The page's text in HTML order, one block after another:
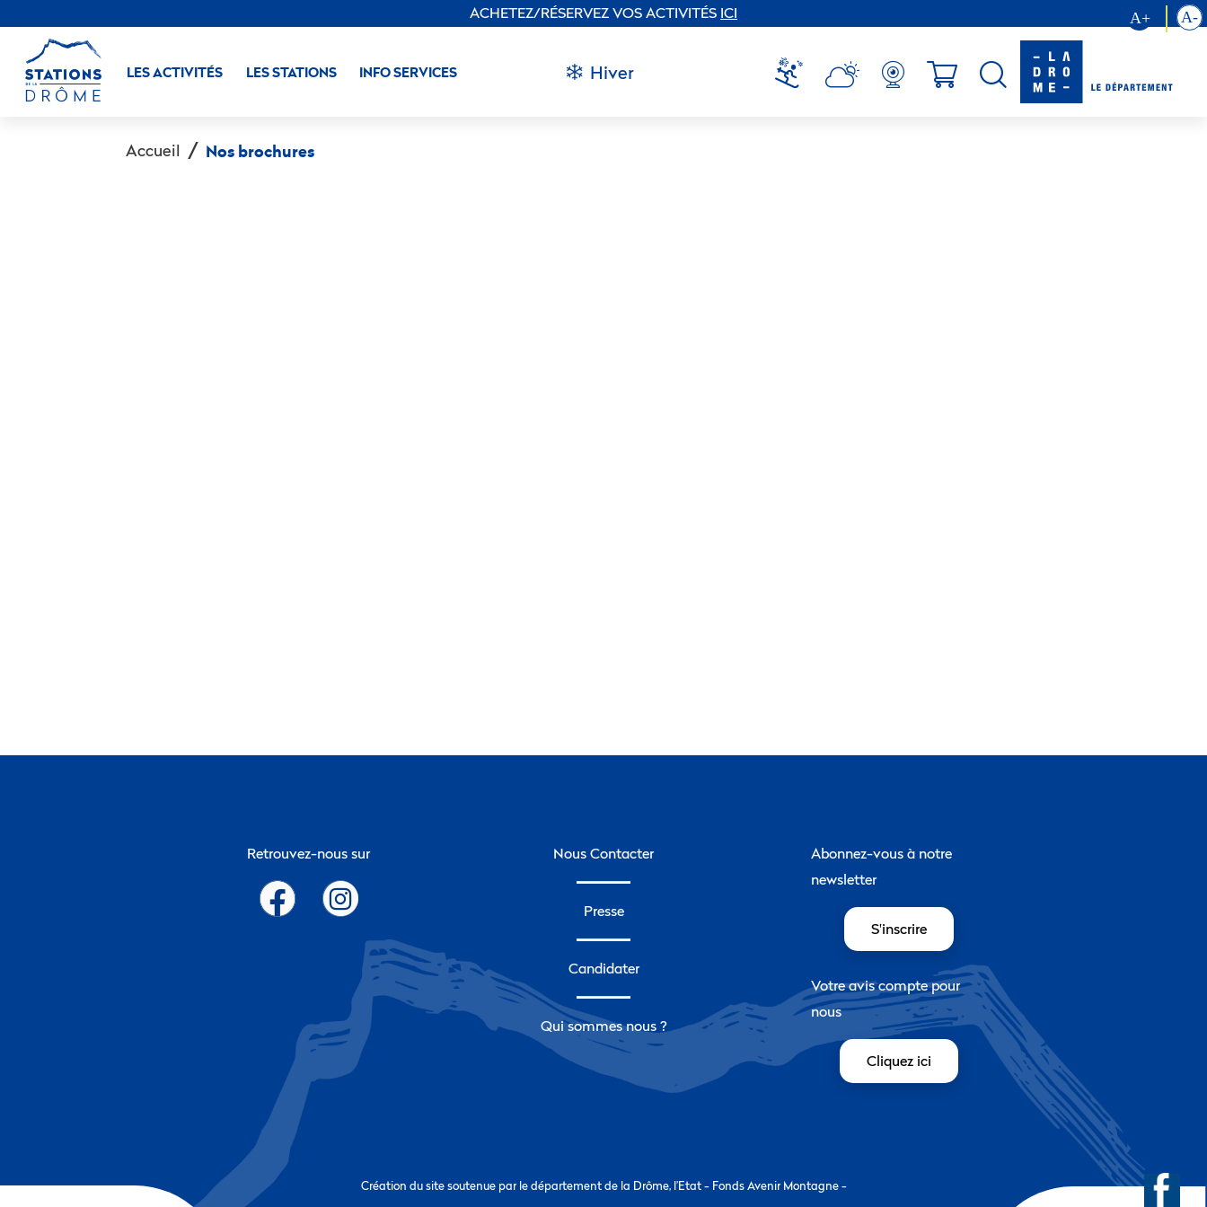
ACHETEZ/RÉSERVEZ VOS ACTIVITÉS ICI
LES ACTIVITÉS LES STATIONS INFO SERVICES Hiver
Accueil Nos brochures
Retrouvez-nous sur Nous Contacter
Presse
Candidater
Qui sommes nous ?
Abonnez-vous à notre
newsletter
S'inscrire
Votre avis compte pour
nous
Cliquez ici
Création du site soutenue par le département de la Drôme, l’Etat - Fonds Avenir Montagne -